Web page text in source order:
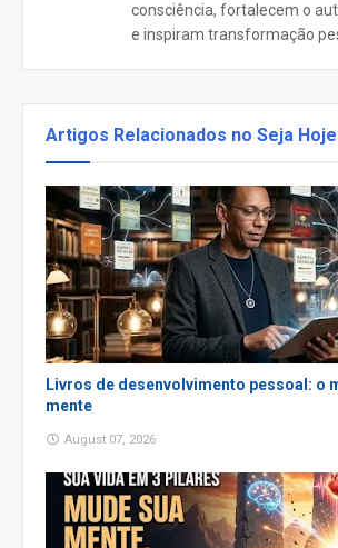
consciência, fortalecem o
e inspiram transformação
Artigos Relacionados no Seja
Livros de desenvolvimento pessoal: o
mente
August 07, 2026